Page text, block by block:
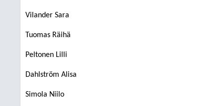
Vilander Sara
Tuomas Räihä
Peltonen Lilli
Dahlström Alisa
Simola Niilo